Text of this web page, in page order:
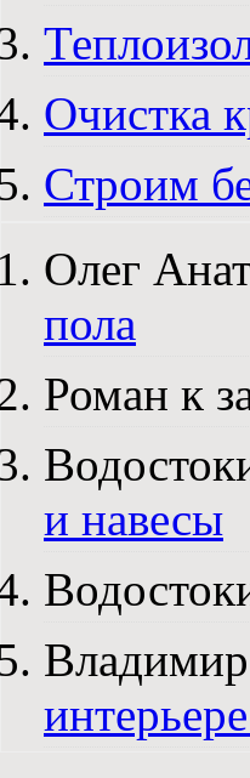
Очистка
Строим
Олег
пола
Роман к
и навесы